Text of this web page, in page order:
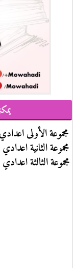
مجموعة الأولى
مجموعة الثانية
مجموعة الثالثة